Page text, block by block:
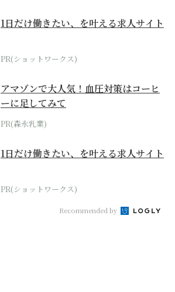
1日だけ働きたい、を叶える求人サイト
PR(ショットワークス)
アマゾンで大人気！血圧対策はコーヒ
ーに足してみて
PR(森永乳業)
1日だけ働きたい、を叶える求人サイト
PR(ショットワークス)
Recommended by